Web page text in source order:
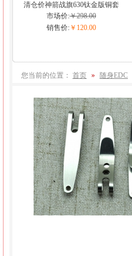
清仓价神箭战旗630钛金版铜套
弓眼反曲球卡六股弹弓
市场价:￥298.00
销售价: ￥120.00
您当前的位置： 首页 » 随身EDC